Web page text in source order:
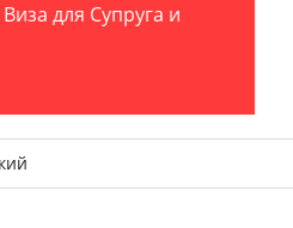
для Супруга и